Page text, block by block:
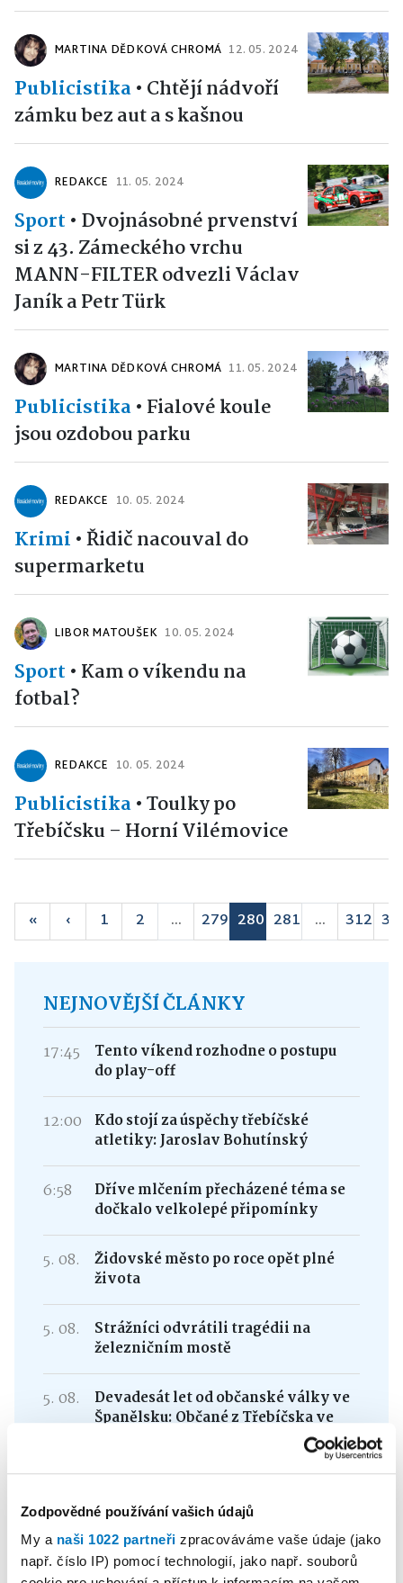
Zodpovědné používání vašich údajů
My a naši 1022 partneři zpracováváme vaše údaje (jako
např. číslo IP) pomocí technologií, jako např. souborů
MARTINA DĚDKOVÁ CHROMÁ 12. 05. 2024
Publicistika• Chtějí nádvoří
zámku bez aut a s kašnou
REDAKCE 11. 05. 2024
Sport • Dvojnásobné prvenství
si z 43. Zámeckého vrchu
MANN-FILTER odvezli Václav
Janík a Petr Türk
MARTINA DĚDKOVÁ CHROMÁ 11. 05. 2024
Publicistika• Fialové koule
jsou ozdobou parku
REDAKCE 10. 05. 2024
Krimi •Řidič nacouval do
supermarketu
LIBOR MATOUŠEK 10. 05. 2024
Sport • Kam o víkendu na
fotbal?
REDAKCE 10. 05. 2024
Publicistika•Toulky po
Třebíčsku – Horní Vilémovice
« ‹ 1 2 ... 279 280 281 ... 312
NEJNOVĚJŠÍ ČLÁNKY
17:45
Tento víkend rozhodne o postupu
do play-off
12:00
Kdo stojí za úspěchy třebíčské
atletiky: Jaroslav Bohutínský
6:58
Dříve mlčením přecházené téma se
dočkalo velkolepé připomínky
5. 08.
Židovské město po roce opět plné
života
5. 08.
Strážníci odvrátili tragédii na
železničním mostě
5. 08.
Devadesát let od občanské války ve
Španělsku: Občané z Třebíčska ve
Buďte v obraze s naším